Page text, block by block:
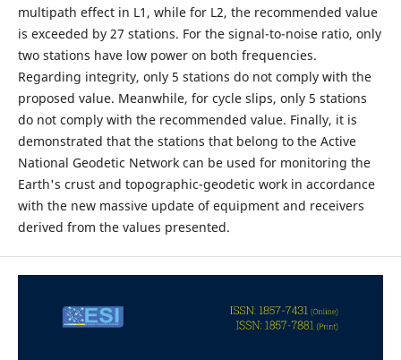
multipath effect in L1, while for L2, the recommended value
is exceeded by 27 stations. For the signal-to-noise ratio, only
two stations have low power on both frequencies.
Regarding integrity, only 5 stations do not comply with the
proposed value. Meanwhile, for cycle slips, only 5 stations
do not comply with the recommended value. Finally, it is
demonstrated that the stations that belong to the Active
National Geodetic Network can be used for monitoring the
Earth's crust and topographic-geodetic work in accordance
with the new massive update of equipment and receivers
derived from the values presented.